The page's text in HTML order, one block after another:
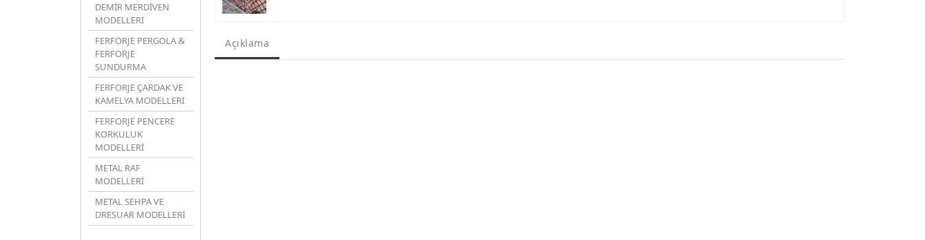
DEMİR MERDİVEN
MODELLERİ
FERFORJE PERGOLA &
FERFORJE
SUNDURMA
FERFORJE ÇARDAK VE
KAMELYA MODELLERİ
FERFORJE PENCERE
KORKULUK
MODELLERİ
METAL RAF
MODELLERİ
METAL SEHPA VE
DRESUAR MODELLERİ
Açıklama